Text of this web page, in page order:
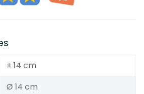
± 14 cm
Ø 14 cm